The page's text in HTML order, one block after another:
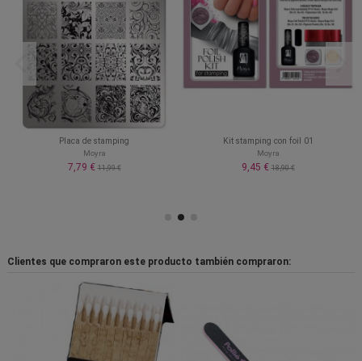
Placa de stamping
Moyra
7,79 €11,99 €
Kit stamping con foil 01
Moyra
9,45 €18,90 €
Clientes que compraron este producto también compraron: